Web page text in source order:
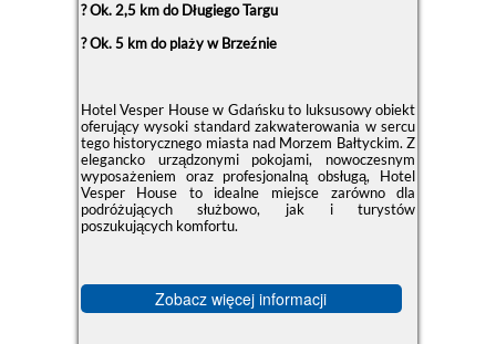
? Ok. 2,5 km do Długiego Targu
? Ok. 5 km do plaży w Brzeźnie
Hotel Vesper House w Gdańsku to luksusowy obiekt
oferujący wysoki standard zakwaterowania w sercu
tego historycznego miasta nad Morzem Bałtyckim. Z
elegancko urządzonymi pokojami, nowoczesnym
wyposażeniem oraz profesjonalną obsługą, Hotel
Vesper House to idealne miejsce zarówno dla
podróżujących służbowo, jak i turystów
poszukujących komfortu.
Zobacz więcej informacji